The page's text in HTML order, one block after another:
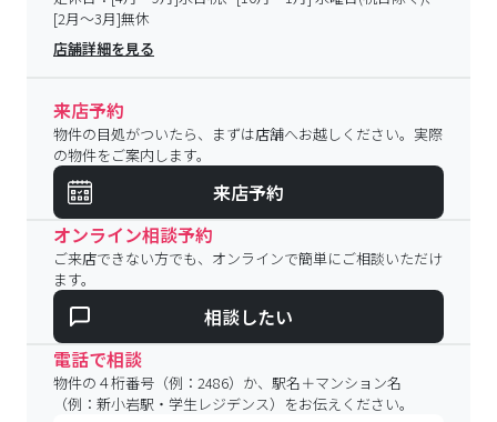
[2月～3月]無休
店舗詳細を見る
来店予約
物件の目処がついたら、まずは店舗へお越しください。実際
の物件をご案内します。
来店予約
オンライン相談予約
ご来店できない方でも、オンラインで簡単にご相談いただけ
ます。
相談したい
電話で相談
物件の４桁番号（例：2486）か、駅名＋マンション名
（例：新小岩駅・学生レジデンス）をお伝えください。